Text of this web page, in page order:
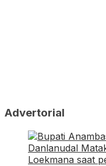
Advertorial